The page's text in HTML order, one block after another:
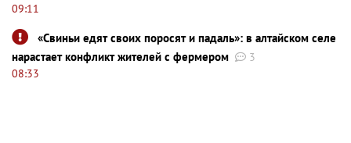
09:11
«Свиньи едят своих поросят и падаль»: в алтайском селе
нарастает конфликт жителей с фермером
3
08:33